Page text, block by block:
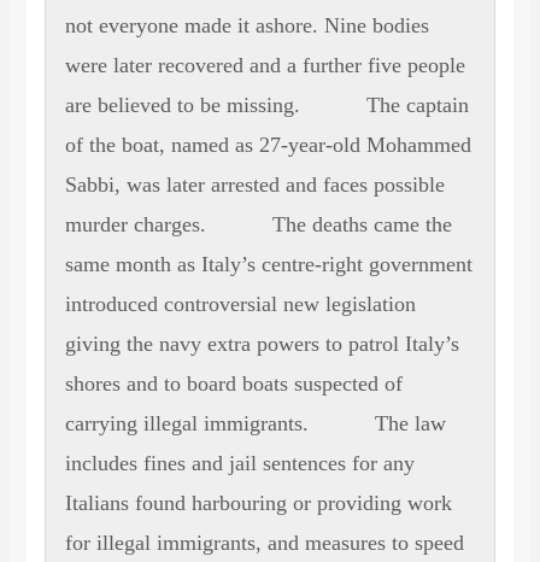
not everyone made it ashore. Nine bodies
were later recovered and a further five people
are believed to be missing. The captain
of the boat, named as 27-year-old Mohammed
Sabbi, was later arrested and faces possible
murder charges. The deaths came the
same month as Italy’s centre-right government
introduced controversial new legislation
giving the navy extra powers to patrol Italy’s
shores and to board boats suspected of
carrying illegal immigrants. The law
includes fines and jail sentences for any
Italians found harbouring or providing work
for illegal immigrants, and measures to speed